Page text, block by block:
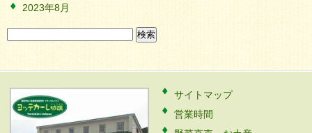
2023年8月
索:
サイトマップ
営業時間